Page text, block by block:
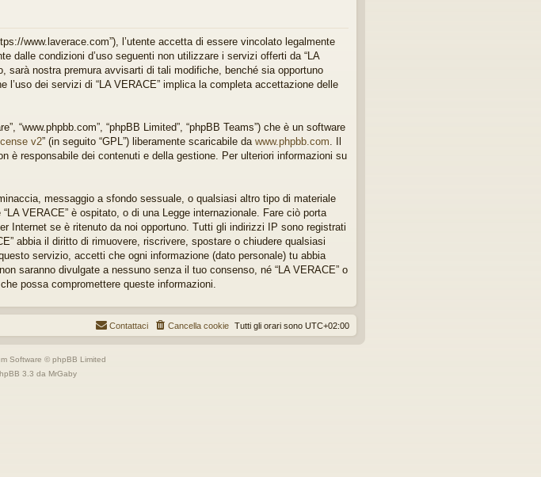
www.laverace.com”), l’utente accetta di essere vincolato legalmente
dalle condizioni d’uso seguenti non utilizzare i servizi offerti da “LA
sarà nostra premura avvisarti di tali modifiche, benché sia opportuno
dei servizi di “LA VERACE” implica la completa accettazione delle
“www.phpbb.com”, “phpBB Limited”, “phpBB Teams”) che è un software
v2” (in seguito “GPL”) liberamente scaricabile da www.phpbb.com. Il
è responsabile dei contenuti e della gestione. Per ulteriori informazioni su
messaggio a sfondo sessuale, o qualsiasi altro tipo di materiale
VERACE” è ospitato, o di una Legge internazionale. Fare ciò porta
Internet se è ritenuto da noi opportuno. Tutti gli indirizzi IP sono registrati
abbia il diritto di rimuovere, riscrivere, spostare o chiudere qualsiasi
servizio, accetti che ogni informazione (dato personale) tu abbia
saranno divulgate a nessuno senza il tuo consenso, né “LA VERACE” o
possa compromettere queste informazioni.
Tutti gli orari sono UTC+02:00
Cancella cookie
Contattaci
Software © phpBB Limited
3.3 da MrGaby